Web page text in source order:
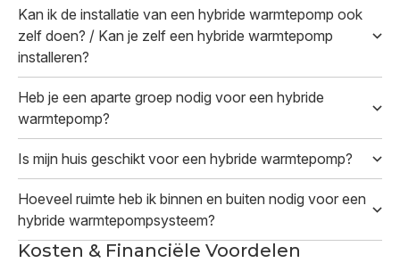
Kan ik de installatie van een hybride warmtepomp ook
zelf doen? / Kan je zelf een hybride warmtepomp
installeren?
Heb je een aparte groep nodig voor een hybride
warmtepomp?
Is mijn huis geschikt voor een hybride warmtepomp?
Hoeveel ruimte heb ik binnen en buiten nodig voor een
hybride warmtepompsysteem?
Kosten & Financiële Voordelen